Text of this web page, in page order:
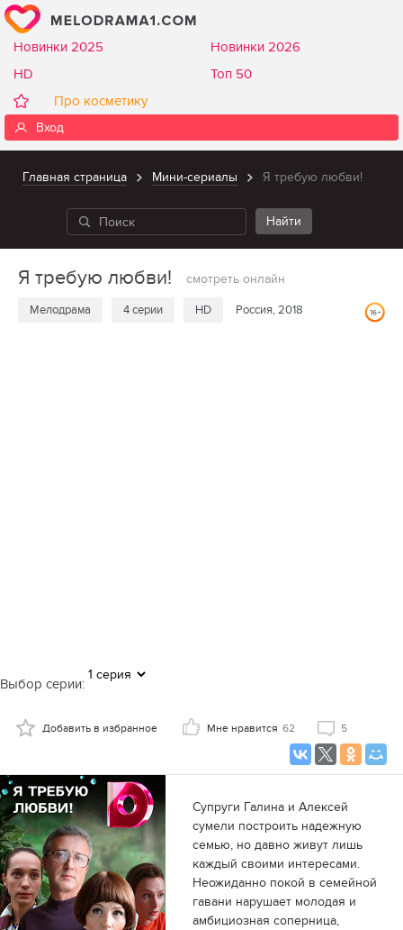
Новинки 2025
Новинки 2026
HD
Топ 50
Про косметику
Вход
Главная страница Мини-сериалы Я требую любви!
Я требую любви! смотреть онлайн
Мелодрама 4 серии HD Россия, 2018
Выбор серии:
Добавить в избранное Мне нравится 62 5
Супруги Галина и Алексей
сумели построить надежную
семью, но давно живут лишь
каждый своими интересами.
Неожиданно покой в семейной
гавани нарушает молодая и
амбициозная соперница,